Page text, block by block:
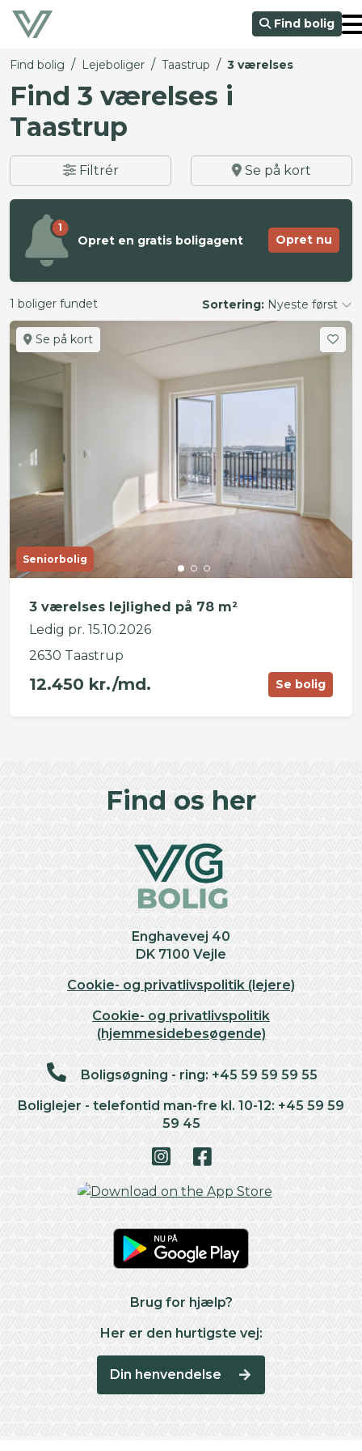
Find bolig
Find bolig / Lejeboliger / Taastrup / 3 værelses
Find 3 værelses i
Taastrup
Filtrér Se på kort
1
Opret en gratis boligagent Opret nu
1 boliger fundet Sortering: Nyeste først
Se på kort
Seniorbolig
3 værelses lejlighed på 78 m²
Ledig pr. 15.10.2026
2630 Taastrup
12.450 kr./md. Se bolig
Find os her
Enghavevej 40
DK 7100 Vejle
Cookie- og privatlivspolitik (lejere)
Cookie- og privatlivspolitik
(hjemmesidebesøgende)
Boligsøgning - ring: +45 59 59 59 55
Boliglejer - telefontid man-fre kl. 10-12: +45 59 59
59 45
Brug for hjælp?
Her er den hurtigste vej:
Din henvendelse